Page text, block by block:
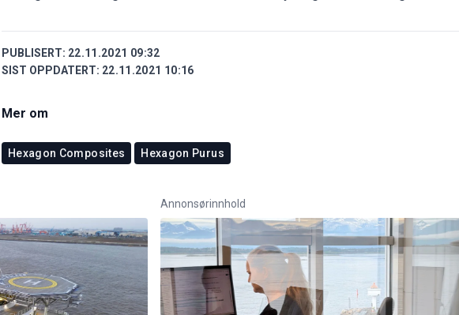
PUBLISERT: 22.11.2021 09:32
SIST OPPDATERT: 22.11.2021 10:16
Mer om
Hexagon Composites Hexagon Purus
Annonsørinnhold